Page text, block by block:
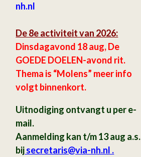
nh.nl
De 8e activiteit van 2026:
Dinsdagavond 18 aug, De
GOEDE DOELEN-avond rit.
Thema is “Molens” meer info
volgt binnenkort.
Uitnodiging ontvangt u per e-
mail.
Aanmelding kan t/m 13 aug a.s.
bijsecretaris@via-nh.nl .